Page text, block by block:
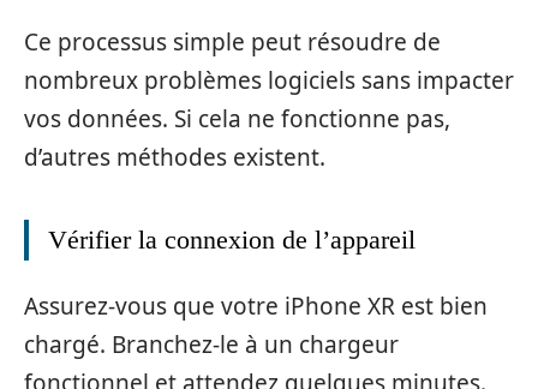
Ce processus simple peut résoudre de
nombreux problèmes logiciels sans impacter
vos données. Si cela ne fonctionne pas,
d’autres méthodes existent.
Vérifier la connexion de l’appareil
Assurez-vous que votre iPhone XR est bien
chargé. Branchez-le à un chargeur